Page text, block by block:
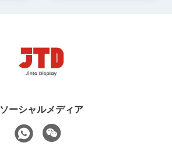
ソーシャルメディア